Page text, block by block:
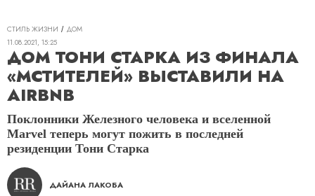
СТИЛЬ ЖИЗНИ
ДОМ
11.08.2021, 15:25
ДОМ ТОНИ СТАРКА ИЗ ФИНАЛА
«МСТИТЕЛЕЙ» ВЫСТАВИЛИ НА
AIRBNB
Поклонники Железного человека и вселенной
Marvel теперь могут пожить в последней
резиденции Тони Старка
ДАЙАНА ЛАКОБА